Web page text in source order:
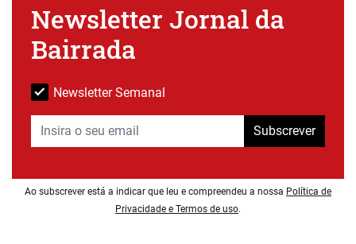
Newsletter Jornal da
Bairrada
Newsletter Semanal
Subscrever
Ao subscrever está a indicar que leu e compreendeu a nossa Política de
Privacidade e Termos de uso.